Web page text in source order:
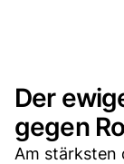
Der
gegen
Am stärksten